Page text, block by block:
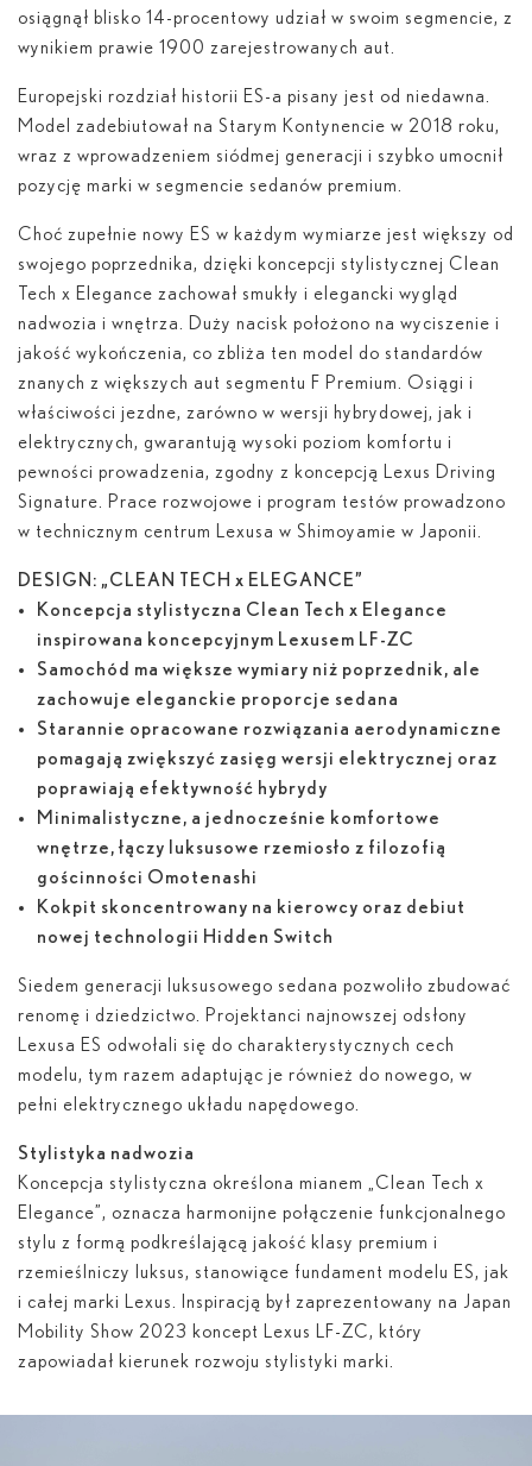
osiągnął blisko 14-procentowy udział w swoim segmencie, z
wynikiem prawie 1900 zarejestrowanych aut.
Europejski rozdział historii ES-a pisany jest od niedawna.
Model zadebiutował na Starym Kontynencie w 2018 roku,
wraz z wprowadzeniem siódmej generacji i szybko umocnił
pozycję marki w segmencie sedanów premium.
Choć zupełnie nowy ES w każdym wymiarze jest większy od
swojego poprzednika, dzięki koncepcji stylistycznej Clean
Tech x Elegance zachował smukły i elegancki wygląd
nadwozia i wnętrza. Duży nacisk położono na wyciszenie i
jakość wykończenia, co zbliża ten model do standardów
znanych z większych aut segmentu F Premium. Osiągi i
właściwości jezdne, zarówno w wersji hybrydowej, jak i
elektrycznych, gwarantują wysoki poziom komfortu i
pewności prowadzenia, zgodny z koncepcją Lexus Driving
Signature. Prace rozwojowe i program testów prowadzono
w technicznym centrum Lexusa w Shimoyamie w Japonii.
DESIGN: „CLEAN TECH x ELEGANCE”
Koncepcja stylistyczna Clean Tech x Elegance
inspirowana koncepcyjnym Lexusem LF-ZC
Samochód ma większe wymiary niż poprzednik, ale
zachowuje eleganckie proporcje sedana
Starannie opracowane rozwiązania aerodynamiczne
pomagają zwiększyć zasięg wersji elektrycznej oraz
poprawiają efektywność hybrydy
Minimalistyczne, a jednocześnie komfortowe
wnętrze, łączy luksusowe rzemiosło z filozofią
gościnności Omotenashi
Kokpit skoncentrowany na kierowcy oraz debiut
nowej technologii Hidden Switch
Siedem generacji luksusowego sedana pozwoliło zbudować
renomę i dziedzictwo. Projektanci najnowszej odsłony
Lexusa ES odwołali się do charakterystycznych cech
modelu, tym razem adaptując je również do nowego, w
pełni elektrycznego układu napędowego.
Stylistyka nadwozia
Koncepcja stylistyczna określona mianem „Clean Tech x
Elegance”, oznacza harmonijne połączenie funkcjonalnego
stylu z formą podkreślającą jakość klasy premium i
rzemieślniczy luksus, stanowiące fundament modelu ES, jak
i całej marki Lexus. Inspiracją był zaprezentowany na Japan
Mobility Show 2023 koncept Lexus LF-ZC, który
zapowiadał kierunek rozwoju stylistyki marki.